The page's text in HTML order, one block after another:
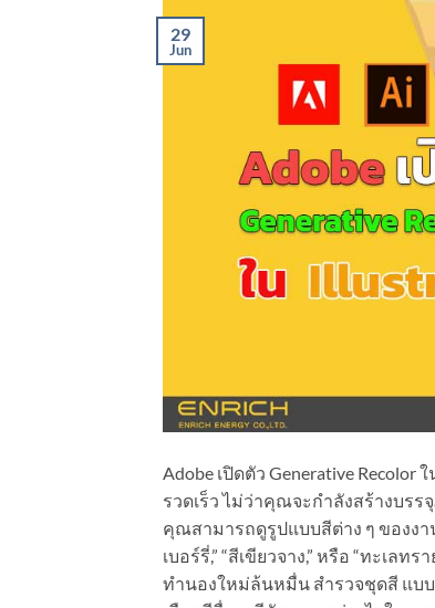
29
Jun
Adobe เปิดตัว Generative
รวดเร็ว ไม่ว่าคุณจะกำลังสร้างบรร
คุณสามารถดูรูปแบบสีต่าง ๆ ของง
เบอร์รี่,” “สีเขียวจาง,” หรือ “ทะเ
ทำนองใหม่ล้นหมื่น สำรวจชุดสี แบ